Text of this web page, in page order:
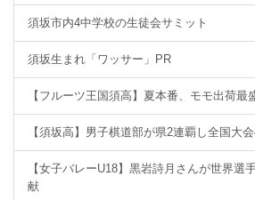
須坂市内4中学校の生徒会サミット
須坂生まれ「ワッサー」PR
【フルーツ王国須高】夏本番、モモ出荷最
【須坂高】男子棋道部が県2連覇し全国大
【女子バレーU18】黒岩詩月さんが世界選
献